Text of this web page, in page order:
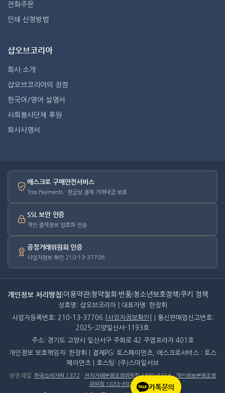
카톡문의
전화주문
인쇄 신청방법
샵오브코리아
회사 소개
샵오브코리아의 장점
한국어/영어 설명서
사회봉사단체 후원
회사사명서
에스크로 구매안전서비스
Toss Payments · 현금성 결제 거래대금 보호
SSL 보안 인증
개인·결제정보 암호화 전송
공정거래위원회 인증
사업자정보 확인 210-13-37706
개인정보 처리방침 이용약관 청약철회·반품 청소년보호정책 쿠키 정책
상호명: 샵오브코리아 | 대표자명: 한창휘
사업자등록번호: 210-13-37706
[사업자정보확인]
| 통신판매업신고번호:
2025-고양일산서-1193호
주소: 경기도 고양시 일산서구 주화로 42 주엽프라자 401호
개인정보 보호책임자: 한창휘 | 결제PG: 토스페이먼츠, 에스크로서비스 : 토스
페이먼츠 | 호스팅: (주)스마일서브
분쟁 해결: 한국소비자원 1372 · 전자거래분쟁조정위원회 1661-5714·개인정보분쟁조정
위원회 1833-6972